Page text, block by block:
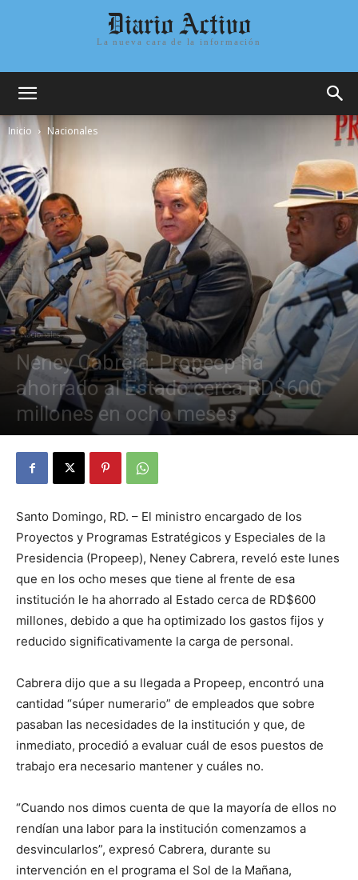
Diario Activo
La nueva cara de la información
Inicio Nacionales
Nacionales
Neney Cabrera: Propeep ha
ahorrado al Estado cerca RD$600
millones en ocho meses
Por Elizabeth Diaz - 20 de abril de 2021 1148 0
Santo Domingo, RD. – El ministro encargado de los
Proyectos y Programas Estratégicos y Especiales de la
Presidencia (Propeep), Neney Cabrera, reveló este lunes
que en los ocho meses que tiene al frente de esa
institución le ha ahorrado al Estado cerca de RD$600
millones, debido a que ha optimizado los gastos fijos y
reducido significativamente la carga de personal.
Cabrera dijo que a su llegada a Propeep, encontró una
cantidad “súper numerario” de empleados que sobre
pasaban las necesidades de la institución y que, de
inmediato, procedió a evaluar cuál de esos puestos de
trabajo era necesario mantener y cuáles no.
“Cuando nos dimos cuenta de que la mayoría de ellos no
rendían una labor para la institución comenzamos a
desvincularlos”, expresó Cabrera, durante su
intervención en el programa el Sol de la Mañana,